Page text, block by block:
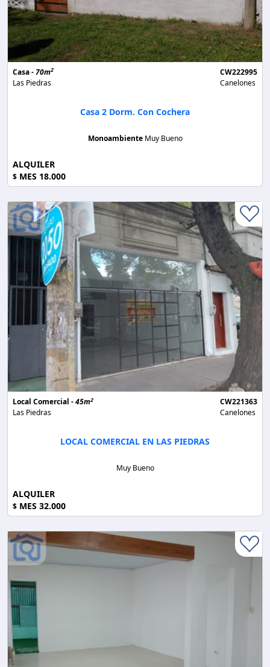
Casa -70m2
Las Piedras
CW222995
Canelones
Casa 2 Dorm. Con Cochera
Monoambiente Muy Bueno
ALQUILER
$ MES 18.000
Local Comercial -45m2
Las Piedras
CW221363
Canelones
LOCAL COMERCIAL EN LAS PIEDRAS
Muy Bueno
ALQUILER
$ MES 32.000